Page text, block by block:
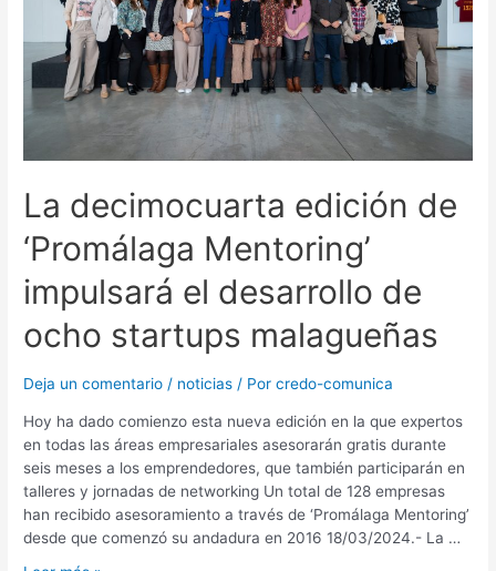
La decimocuarta edición de
‘Promálaga Mentoring’
impulsará el desarrollo de
ocho startups malagueñas
Deja un comentario / noticias / Porcredo-comunica
Hoy ha dado comienzo esta nueva edición en la que expertos
en todas las áreas empresariales asesorarán gratis durante
seis meses a los emprendedores, que también participarán en
talleres y jornadas de networking Un total de 128 empresas
han recibido asesoramiento a través de ‘Promálaga Mentoring’
desde que comenzó su andadura en 2016 18/03/2024.- La …